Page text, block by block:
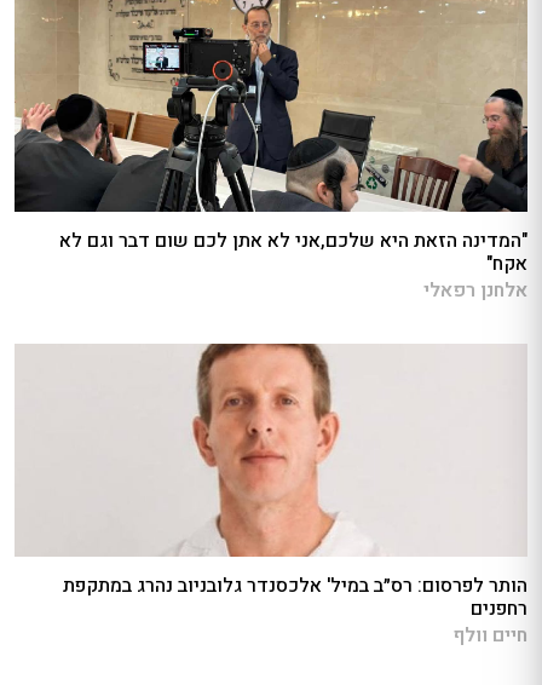
"המדינה הזאת היא שלכם,אני לא אתן לכם שום דבר וגם לא
אקח"
אלחנן רפאלי
הותר לפרסום: רס״ב במיל' אלכסנדר גלובניוב נהרג במתקפת
רחפנים
חיים וולף